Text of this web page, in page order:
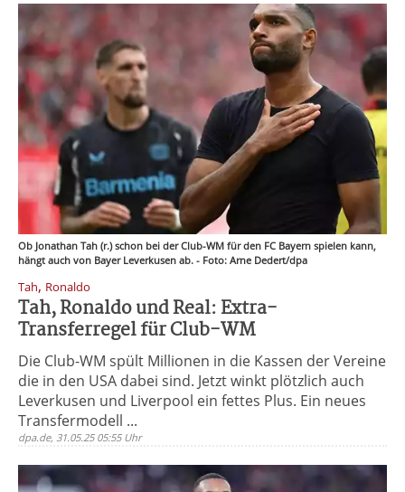
Ob Jonathan Tah (r.) schon bei der Club-WM für den FC Bayern spielen kann,
hängt auch von Bayer Leverkusen ab. - Foto: Arne Dedert/dpa
Tah, Ronaldo
Tah, Ronaldo und Real: Extra-
Transferregel für Club-WM
Die Club-WM spült Millionen in die Kassen der Vereine
die in den USA dabei sind. Jetzt winkt plötzlich auch
Leverkusen und Liverpool ein fettes Plus. Ein neues
Transfermodell ...
dpa.de, 31.05.25 05:55 Uhr